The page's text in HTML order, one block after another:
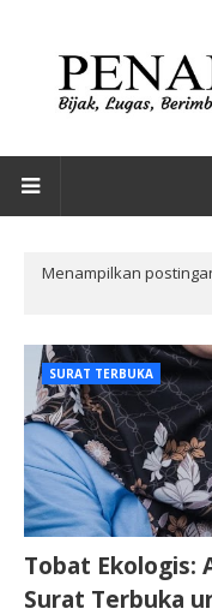
Menampilkan
SURAT TERBUKA
Tobat Ekologis:
Surat Terbuka